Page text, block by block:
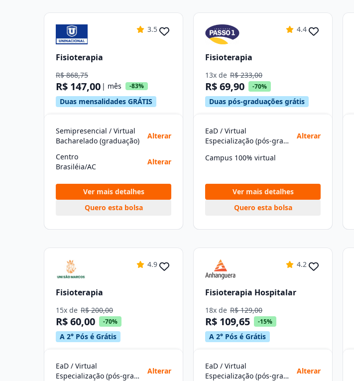
3.5
Fisioterapia
R$ 868,75
R$ 147,00 | mês -83%
Duas mensalidades GRÁTIS
Semipresencial / Virtual
Bacharelado (graduação)
Alterar
Centro
Brasiléia/AC
Alterar
Ver mais detalhes
Quero esta bolsa
4.4
Fisioterapia
13x de R$ 233,00
R$ 69,90 -70%
Duas pós-graduações grátis
EaD / Virtual
Especialização (pós-graduação)
Alterar
Campus 100% virtual
Ver mais detalhes
Quero esta bolsa
4.9
Fisioterapia
15x de R$ 200,00
R$ 60,00 -70%
A 2° Pós é Grátis
EaD / Virtual
Especialização (pós-graduação)
Alterar
4.2
Fisioterapia Hospitalar
18x de R$ 129,00
R$ 109,65 -15%
A 2° Pós é Grátis
EaD / Virtual
Especialização (pós-graduação)
Alterar